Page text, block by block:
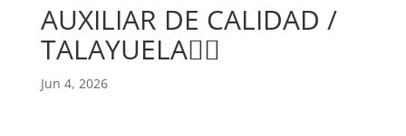
AUXILIAR DE CALIDAD /
TALAYUELA🙋‍♀️
Jun 4, 2026